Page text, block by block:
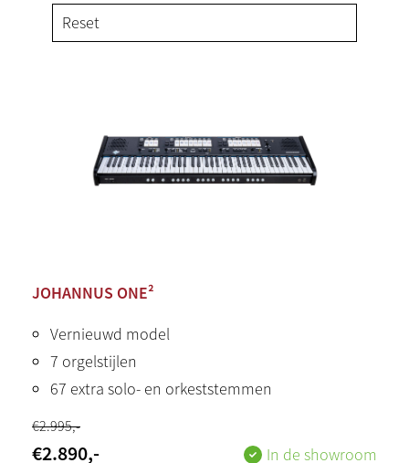
JOHANNUS ONE²
Vernieuwd model
7 orgelstijlen
67 extra solo- en orkeststemmen
€2.995,-
€2.890,- In de showroom
Reset